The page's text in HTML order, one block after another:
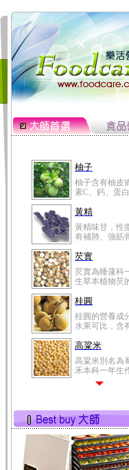
柚子
柚子含有柚皮
素C、鈣、蛋
黃精
黃精味甘，性
有補肺、強筋
芡實
芡實為睡蓮科
生草本植物芡
桂圓
桂圓的營養成
水果可比，含
高粱米
高粱米別名為
禾本科一年生
有蛋白質、脂
鮪魚
鮪魚肚肉中的
肪酸內富含